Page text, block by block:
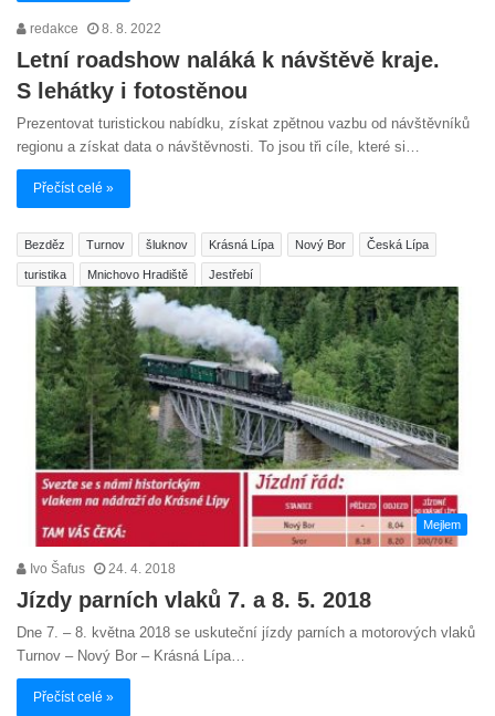
redakce 8. 8. 2022
Letní roadshow naláká k návštěvě kraje.
S lehátky i fotostěnou
Prezentovat turistickou nabídku, získat zpětnou vazbu od návštěvníků
regionu a získat data o návštěvnosti. To jsou tři cíle, které si…
Přečíst celé »
Bezděz Turnov šluknov Krásná Lípa Nový Bor Česká Lípa
turistika Mnichovo Hradiště Jestřebí
Mejlem
Ivo Šafus 24. 4. 2018
Jízdy parních vlaků 7. a 8. 5. 2018
Dne 7. – 8. května 2018 se uskuteční jízdy parních a motorových vlaků
Turnov – Nový Bor – Krásná Lípa…
Přečíst celé »